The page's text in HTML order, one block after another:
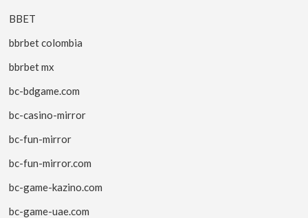
BBET
bbrbet colombia
bbrbet mx
bc-bdgame.com
bc-casino-mirror
bc-fun-mirror
bc-fun-mirror.com
bc-game-kazino.com
bc-game-uae.com